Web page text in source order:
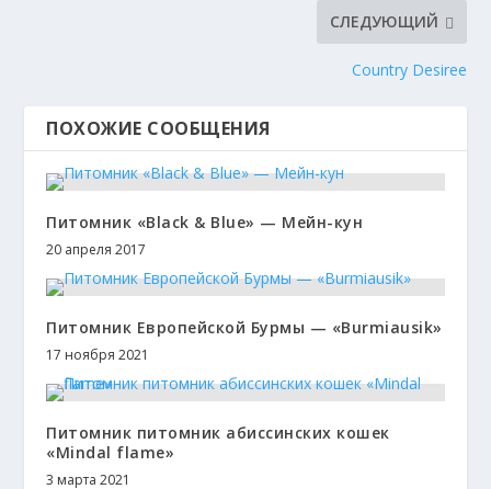
СЛЕДУЮЩИЙ
Country Desiree
ПОХОЖИЕ СООБЩЕНИЯ
Питомник «Black & Blue» — Мейн-кун
20 апреля 2017
Питомник Европейской Бурмы — «Burmiausik»
17 ноября 2021
Питомник питомник абиссинских кошек
«Mindal flame»
3 марта 2021